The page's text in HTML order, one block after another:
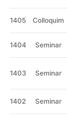
1405 Colloquim
1404 Seminar
1403 Seminar
1402 Seminar